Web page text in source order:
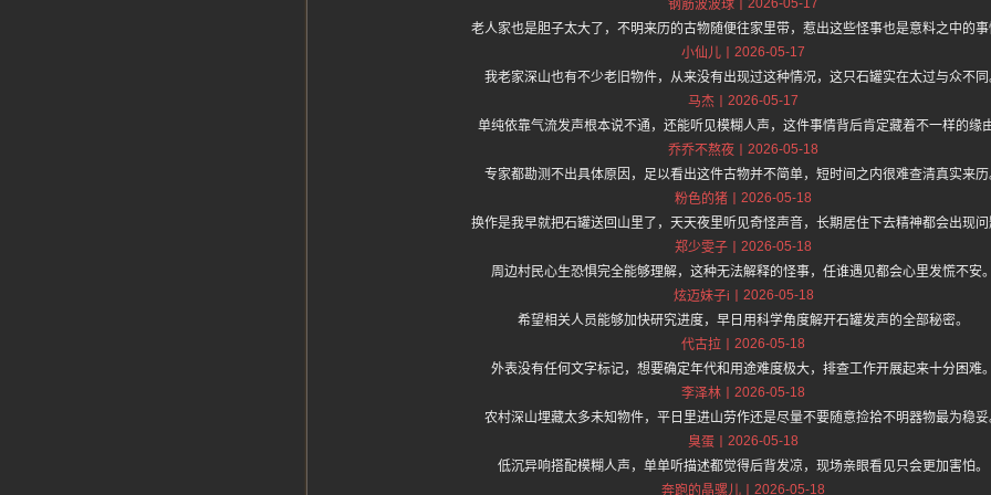
钢筋波波球
老人家也是胆子太大了，不明来历的古物随便往家里带，惹出这些怪事也是意料之中的事
小仙儿
2026-05-17
我老家深山也有不少老旧物件，从来没有出现过这种情况，这只石罐实在太过与众不同
马杰
2026-05-17
单纯依靠气流发声根本说不通，还能听见模糊人声，这件事情背后肯定藏着不一样的缘由
乔乔不熬夜
2026-05-18
专家都勘测不出具体原因，足以看出这件古物并不简单，短时间之内很难查清真实来历
粉色的猪
2026-05-18
换作是我早就把石罐送回山里了，天天夜里听见奇怪声音，长期居住下去精神都会出现问
郑少雯子
2026-05-18
周边村民心生恐惧完全能够理解，这种无法解释的怪事，任谁遇见都会心里发慌不安。
炫迈妹子i
2026-05-18
希望相关人员能够加快研究进度，早日用科学角度解开石罐发声的全部秘密。
代古拉
2026-05-18
外表没有任何文字标记，想要确定年代和用途难度极大，排查工作开展起来十分困难。
李泽林
2026-05-18
农村深山埋藏太多未知物件，平日里进山劳作还是尽量不要随意捡拾不明器物最为稳妥
臭蛋
2026-05-18
低沉异响搭配模糊人声，单单听描述都觉得后背发凉，现场亲眼看见只会更加害怕。
奔跑的晶骡儿
2026-05-18